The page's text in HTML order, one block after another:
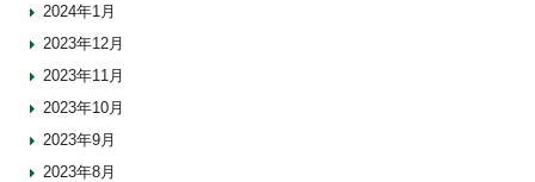
2024年1月
2023年12月
2023年11月
2023年10月
2023年9月
2023年8月